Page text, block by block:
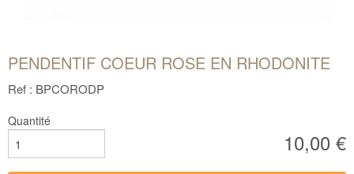
PENDENTIF COEUR ROSE EN RHODONITE
Ref : BPCORODP
Quantité
10,00 €